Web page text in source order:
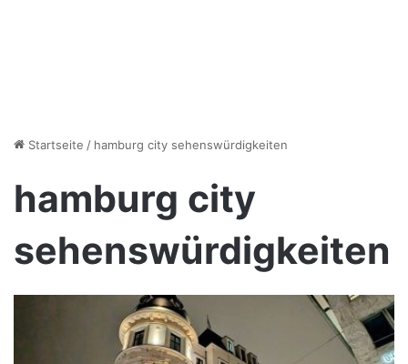
Startseite / hamburg city sehenswürdigkeiten
hamburg city
sehenswürdigkeiten